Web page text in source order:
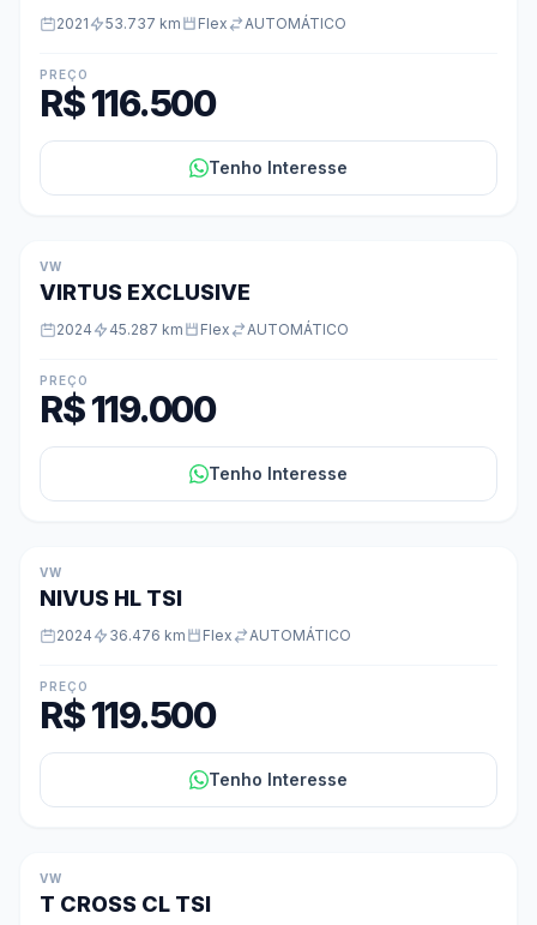
2021 53.737 km Flex AUTOMÁTICO
PREÇO
R$ 116.500
Tenho Interesse
VW
VIRTUS EXCLUSIVE
2024 45.287 km Flex AUTOMÁTICO
PREÇO
R$ 119.000
Tenho Interesse
VW
NIVUS HL TSI
2024 36.476 km Flex AUTOMÁTICO
PREÇO
R$ 119.500
Tenho Interesse
VW
T CROSS CL TSI